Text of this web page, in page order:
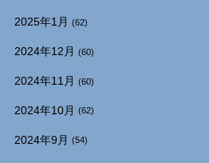
2025年1月 (62)
2024年12月 (60)
2024年11月 (60)
2024年10月 (62)
2024年9月 (54)